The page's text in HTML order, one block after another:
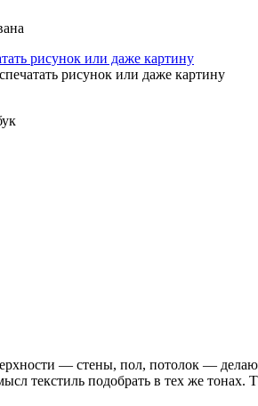
рисунок или даже картину
— стены, пол, потолок —
текстиль подобрать в тех же